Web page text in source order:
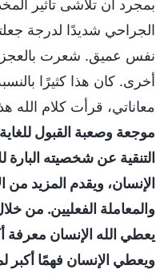
بمجرد أن تلاشى تأثير
الجراحي شديدًا لدرجة
نفس عميق. شعرت بالعجز
أخرى. كان هذا كثيرًا
معاناتي، قرأت كلام الله
موجعة وصعبة القبول
التنقية عن شخصيته
الإنسان، ويقدم المزيد من
والمعاملة الفعليين. من
يعطي الله الإنسان
ويعطي الإنسان فهمًا أكبر